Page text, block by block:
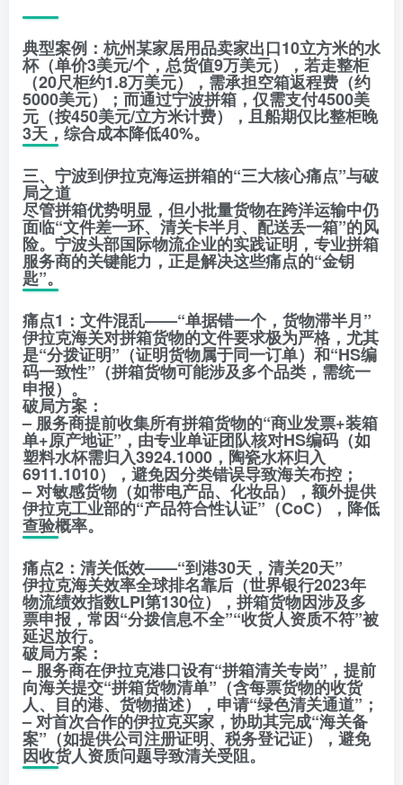
典型案例：杭州某家居用品卖家出口10立方米的水
杯（单价3美元/个，总货值9万美元），若走整柜
（20尺柜约1.8万美元），需承担空箱返程费（约
5000美元）；而通过宁波拼箱，仅需支付4500美
元（按450美元/立方米计费），且船期仅比整柜晚
3天，综合成本降低40%。
三、宁波到伊拉克海运拼箱的“三大核心痛点”与破
局之道
尽管拼箱优势明显，但小批量货物在跨洋运输中仍
面临“文件差一环、清关卡半月、配送丢一箱”的风
险。宁波头部国际物流企业的实践证明，专业拼箱
服务商的关键能力，正是解决这些痛点的“金钥
匙”。
痛点1：文件混乱——“单据错一个，货物滞半月”
伊拉克海关对拼箱货物的文件要求极为严格，尤其
是“分拨证明”（证明货物属于同一订单）和“HS编
码一致性”（拼箱货物可能涉及多个品类，需统一
申报）。
破局方案：
– 服务商提前收集所有拼箱货物的“商业发票+装箱
单+原产地证”，由专业单证团队核对HS编码（如
塑料水杯需归入3924.1000，陶瓷水杯归入
6911.1010），避免因分类错误导致海关布控；
– 对敏感货物（如带电产品、化妆品），额外提供
伊拉克工业部的“产品符合性认证”（CoC），降低
查验概率。
痛点2：清关低效——“到港30天，清关20天”
伊拉克海关效率全球排名靠后（世界银行2023年
物流绩效指数LPI第130位），拼箱货物因涉及多
票申报，常因“分拨信息不全”“收货人资质不符”被
延迟放行。
破局方案：
– 服务商在伊拉克港口设有“拼箱清关专岗”，提前
向海关提交“拼箱货物清单”（含每票货物的收货
人、目的港、货物描述），申请“绿色清关通道”；
– 对首次合作的伊拉克买家，协助其完成“海关备
案”（如提供公司注册证明、税务登记证），避免
因收货人资质问题导致清关受阻。